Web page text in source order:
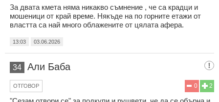
За двата кмета няма никакво съмнение , че са крадци и
мошеници от край време. Някъде на по горните етажи от
властта са най много облажените от цялата афера.
13:03 03.06.2026
34 Али Баба
2
0
ОТГОВОР